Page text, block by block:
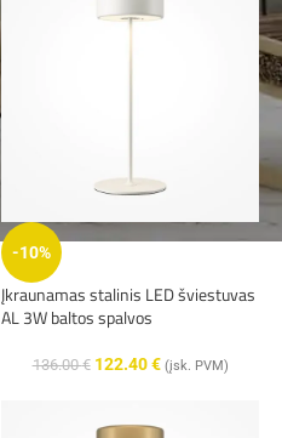
-10%
Įkraunamas stalinis LED šviestuvas
AL 3W baltos spalvos
136.00€ 122.40€ (įsk. PVM)